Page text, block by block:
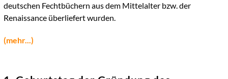
deutschen Fechtbüchern aus dem Mittelalter bzw. der
Renaissance überliefert wurden.
(mehr...)